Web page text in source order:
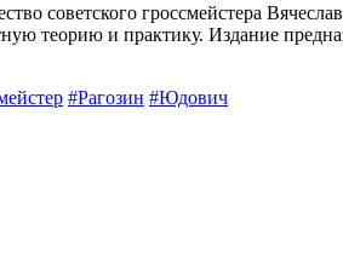
советского гроссмейстера
теорию и практику. Издание
#Рагозин #Юдович